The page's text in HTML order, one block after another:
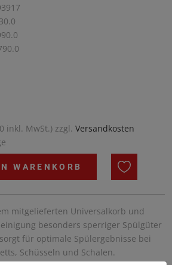
inkl. MwSt.) zzgl. Versandkosten
WARENKORB
mitgelieferten Universalkorb und
besonders sperriger Spülgüter
für optimale Spülergebnisse bei
Schüsseln und Schalen.